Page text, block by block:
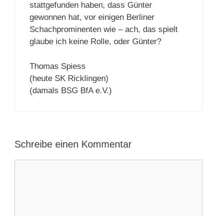
stattgefunden haben, dass Günter
gewonnen hat, vor einigen Berliner
Schachprominenten wie – ach, das spielt
glaube ich keine Rolle, oder Günter?
Thomas Spiess
(heute SK Ricklingen)
(damals BSG BfA e.V.)
Schreibe einen Kommentar